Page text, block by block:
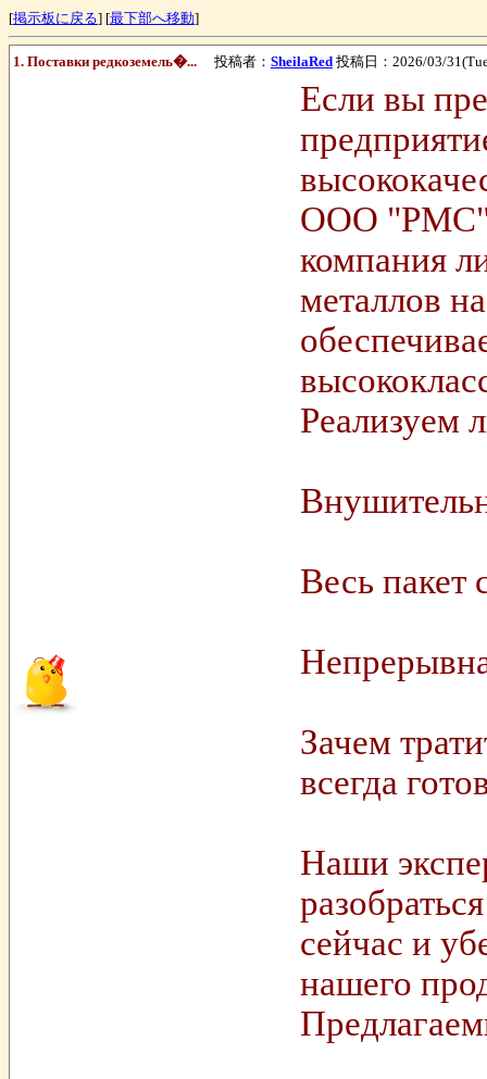
[掲示板に戻る] [最下部へ移動]
1. Поставки редкоземель�... 投稿者： SheilaRed 投稿日：2026/03/
Если вы
ООО "РМС"
компания
металлов
Реализуем
Весь пакет
Зачем
всегда
Наши
сейчас и
нашего